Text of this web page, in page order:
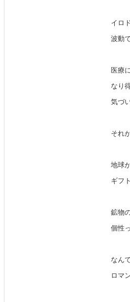
イロ
波動
医療
なり
気づ
それ
地球
ギフ
鉱物
個性
なん
ロマ